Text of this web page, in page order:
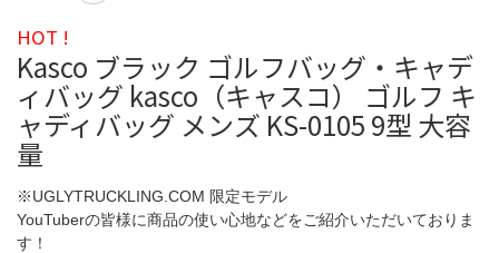
HOT !
Kasco ブラック ゴルフバッグ・キャデ
ィバッグ kasco（キャスコ） ゴルフ キ
ャディバッグ メンズ KS-0105 9型 大容
量
※UGLYTRUCKLING.COM 限定モデル
YouTuberの皆様に商品の使い心地などをご紹介いただいておりま
す！